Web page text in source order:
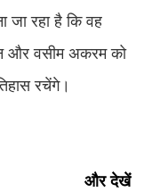
रहा है कि वह
और वसीम अकरम को
रचेंगे।
और देखें